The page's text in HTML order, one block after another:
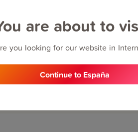
are about to
you looking for our website in
Continue to España
Omega 3, EPA y DHA) (materia